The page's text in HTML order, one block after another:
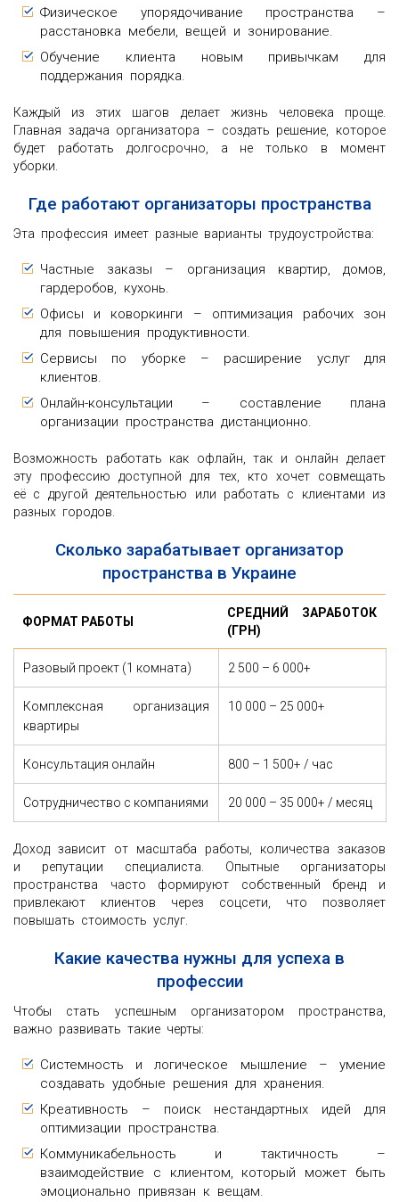
Физическое упорядочивание пространства –
расстановка мебели, вещей и зонирование.
Обучение клиента новым привычкам для
поддержания порядка.
Каждый из этих шагов делает жизнь человека проще.
Главная задача организатора – создать решение, которое
будет работать долгосрочно, а не только в момент
уборки.
Где работают организаторы пространства
Эта профессия имеет разные варианты трудоустройства:
Частные заказы – организация квартир, домов,
гардеробов, кухонь.
Офисы и коворкинги – оптимизация рабочих зон
для повышения продуктивности.
Сервисы по уборке – расширение услуг для
клиентов.
Онлайн-консультации – составление плана
организации пространства дистанционно.
Возможность работать как офлайн, так и онлайн делает
эту профессию доступной для тех, кто хочет совмещать
её с другой деятельностью или работать с клиентами из
разных городов.
Сколько зарабатывает организатор
пространства в Украине
ФОРМАТ РАБОТЫ
СРЕДНИЙ ЗАРАБОТОК
(ГРН)
Разовый проект (1 комната) 2 500 – 6 000+
Комплексная организация
квартиры
10 000 – 25 000+
Консультация онлайн 800 – 1 500+ / час
Сотрудничество с компаниями 20 000 – 35 000+ / месяц
Доход зависит от масштаба работы, количества заказов
и репутации специалиста. Опытные организаторы
пространства часто формируют собственный бренд и
привлекают клиентов через соцсети, что позволяет
повышать стоимость услуг.
Какие качества нужны для успеха в
профессии
Чтобы стать успешным организатором пространства,
важно развивать такие черты:
Системность и логическое мышление – умение
создавать удобные решения для хранения.
Креативность – поиск нестандартных идей для
оптимизации пространства.
Коммуникабельность и тактичность –
взаимодействие с клиентом, который может быть
эмоционально привязан к вещам.